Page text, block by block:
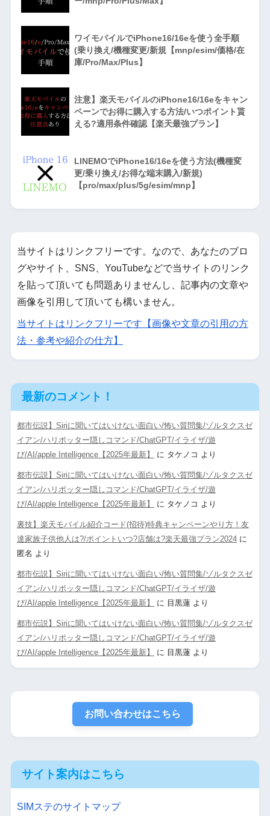
ワイモバイルでiPhone16/16eを使う全手順
(乗り換え/機種変更/新規【mnp/esim/価格/在
庫/Pro/Max/Plus】
注意】楽天モバイルのiPhone16/16eをキャン
ペーンでお得に購入する方法/いつポイント貰
える?適用条件確認【楽天最強プラン】
LINEMOでiPhone16/16eを使う方法(機種変
更/乗り換え/お得な端末購入/新規)
【pro/max/plus/5g/esim/mnp】
当サイトはリンクフリーです。なので、あなたのブロ
グやサイト、SNS、YouTubeなどで当サイトのリンク
を貼って頂いても問題ありませんし、記事内の文章や
画像を引用して頂いても構いません。
当サイトはリンクフリーです【画像や文章の引用の方
法・参考や紹介の仕方】
最新のコメント！
都市伝説】Siriに聞いてはいけない面白い/怖い質問集/ゾルタクスゼ
イアン/ハリポッター隠しコマンド/ChatGPT/イライザ/遊
び/AI/apple Intelligence【2025年最新】
に タケノコ より
都市伝説】Siriに聞いてはいけない面白い/怖い質問集/ゾルタクスゼ
イアン/ハリポッター隠しコマンド/ChatGPT/イライザ/遊
び/AI/apple Intelligence【2025年最新】
に タケノコ より
裏技】楽天モバイル紹介コード(招待)特典キャンペーンやり方！友
達家族子供他人は?/ポイントいつ?店舗は?楽天最強プラン2024に
匿名 より
都市伝説】Siriに聞いてはいけない面白い/怖い質問集/ゾルタクスゼ
イアン/ハリポッター隠しコマンド/ChatGPT/イライザ/遊
び/AI/apple Intelligence【2025年最新】
に 目黒蓮より
都市伝説】Siriに聞いてはいけない面白い/怖い質問集/ゾルタクスゼ
イアン/ハリポッター隠しコマンド/ChatGPT/イライザ/遊
び/AI/apple Intelligence【2025年最新】
に 目黒蓮より
お問い合わせはこちら
サイト案内はこちら
SIMステのサイトマップ